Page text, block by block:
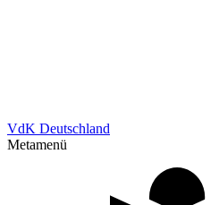
VdK Deutschland
Metamenü